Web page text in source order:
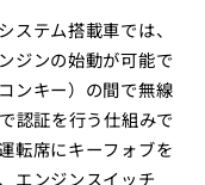
テム搭載車では、
ジンの始動が可能で
ンキー）の間で無線
認証を行う仕組みで
転席にキーフォブを
エンジンスイッチ